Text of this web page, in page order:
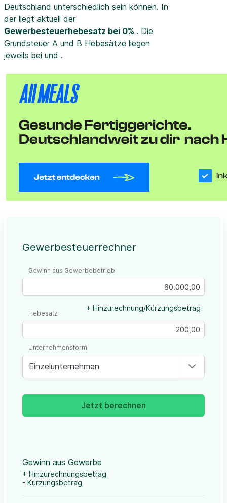
Deutschland unterschiedlich sein können. In
der liegt aktuell der
Gewerbesteuerhebesatz bei 0% . Die
Grundsteuer A und B Hebesätze liegen
jeweils bei und .
Gewerbesteuerrechner
Gewinn aus Gewerbebetrieb
+ Hinzurechnung/Kürzungsbetrag
Hebesatz
Einzelunternehmen
Unternehmensform
Jetzt berechnen
Gewinn aus Gewerbe
+ Hinzurechnungsbetrag
- Kürzungsbetrag